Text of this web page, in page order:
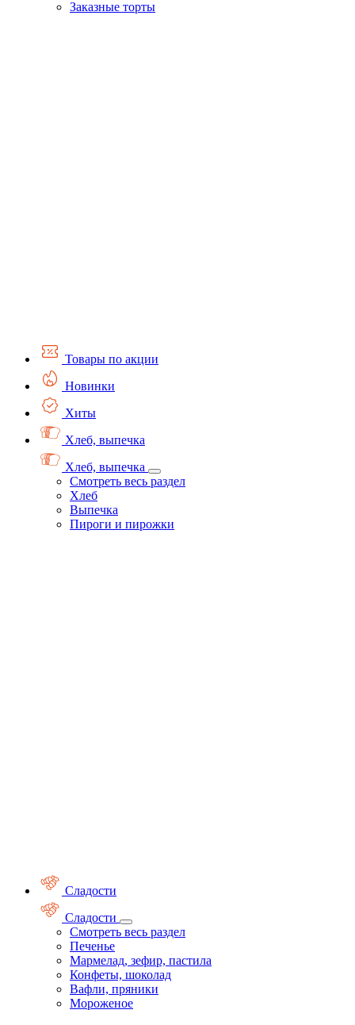
Заказные торты
Товары по акции
Новинки
Хиты
Хлеб, выпечка
Хлеб, выпечка
Смотреть весь раздел
Хлеб
Выпечка
Пироги и пирожки
Сладости
Сладости
Смотреть весь раздел
Печенье
Мармелад, зефир, пастила
Конфеты, шоколад
Вафли, пряники
Мороженое